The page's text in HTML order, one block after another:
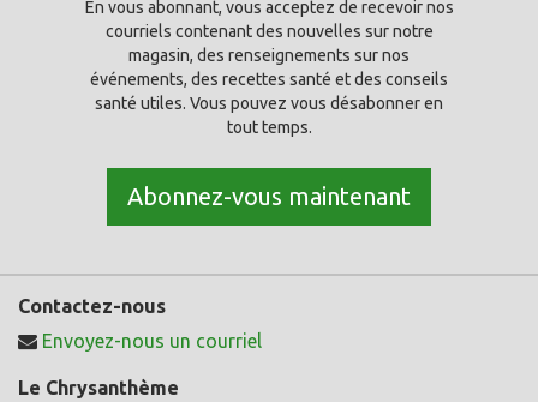
En vous abonnant, vous acceptez de recevoir nos
courriels contenant des nouvelles sur notre
magasin, des renseignements sur nos
événements, des recettes santé et des conseils
santé utiles. Vous pouvez vous désabonner en
tout temps.
Abonnez-vous maintenant
Contactez-nous
Envoyez-nous un courriel
Le Chrysanthème